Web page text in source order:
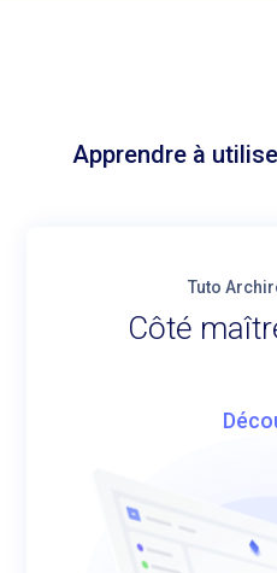
Apprendre à
Tuto
Côté